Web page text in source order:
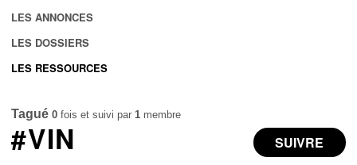
LES ANNONCES
LES DOSSIERS
LES RESSOURCES
Tagué 0 fois et suivi par 1 membre
SUIVRE
#VIN